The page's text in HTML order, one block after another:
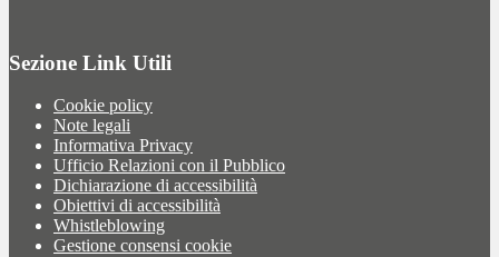
Sezione Link Utili
Cookie policy
Note legali
Informativa Privacy
Ufficio Relazioni con il Pubblico
Dichiarazione di accessibilità
Obiettivi di accessibilità
Whistleblowing
Gestione consensi cookie